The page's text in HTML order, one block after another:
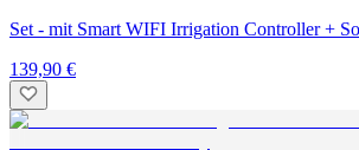
Set - mit Smart WIFI Irrigation Controller +
139,90 €